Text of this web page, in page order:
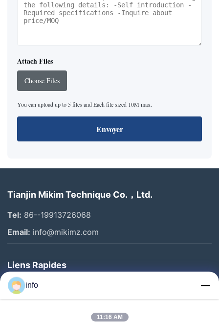
Attach Files
Choose Files
You can upload up to 5 files and Each file sized 10M max.
Envoyer
Tianjin Mikim Technique Co.，Ltd.
Tel: 86--19913726068
Email: info@mikimz.com
Liens Rapides
Accueil
Produits
Spectacle De Réalité Virtuelle
info
11:16 AM